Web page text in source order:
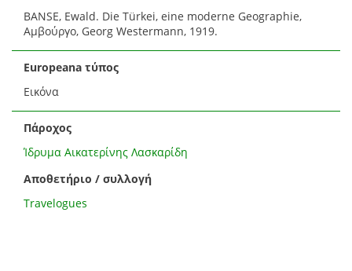
BANSE, Ewald. Die Türkei, eine moderne Geographie,
Αμβούργο, Georg Westermann, 1919.
Europeana τύπος
Εικόνα
Πάροχος
Ίδρυμα Αικατερίνης Λασκαρίδη
Αποθετήριο / συλλογή
Travelogues